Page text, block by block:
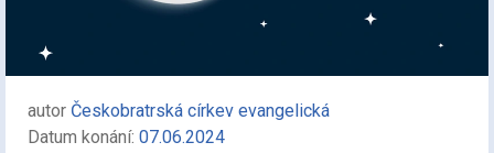
autor Českobratrská církev evangelická
Datum konání: 07.06.2024